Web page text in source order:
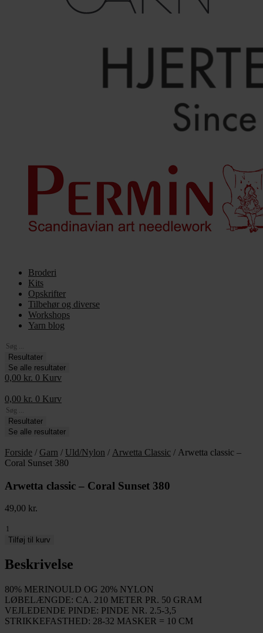
Broderi
Kits
Opskrifter
Tilbehør og diverse
Workshops
Yarn blog
Search
...Resultater
Se alle resultater
0,00 kr. 0 Kurv
0,00 kr. 0 Kurv
Search
...Resultater
Se alle resultater
Forside / Garn / Uld/Nylon / Arwetta Classic / Arwetta classic –
Coral Sunset 380
Arwetta classic – Coral Sunset 380
49,00 kr.
Arwetta
classic
Coral
Sunset
antal
Tilføj til kurv
Beskrivelse
80% MERINOULD OG 20% NYLON
LØBELÆNGDE: CA. 210 METER PR. 50 GRAM
VEJLEDENDE PINDE: PINDE NR. 2.5-3,5
STRIKKEFASTHED: 28-32 MASKER = 10 CM